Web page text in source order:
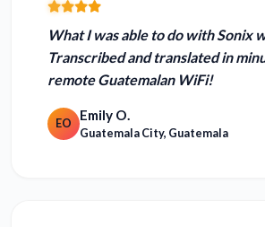
What I was able to do withSonix
Transcribed and translated in
remote Guatemalan WiFi!
EO Emily O.
Guatemala City, Guatemala